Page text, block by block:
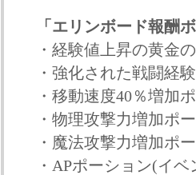
「エリンボード報酬
・経験値上昇の黄金
・強化された戦闘経
・移動速度40％増加
・物理攻撃力増加ポ
・魔法攻撃力増加ポ
・APポーション(イベ